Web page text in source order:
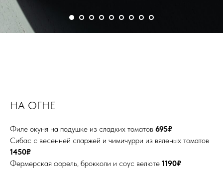
НА ОГНЕ
Филе окуня на подушке из сладких томатов 695₽
Сибас с весенней спаржей и чимичурри из вяленых томатов
1450₽
Фермерская форель, брокколи и соус велюте 1190₽